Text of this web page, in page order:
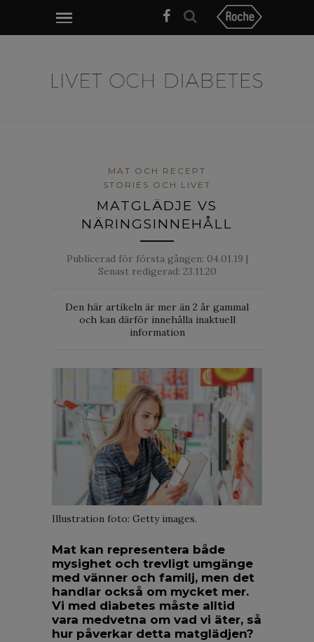
MAT OCH RECEPT
STORIES OCH LIVET
MATGLÄDJE VS
NÄRINGSINNEHÅLL
Publicerad för första gången: 04.01.19 |
Senast redigerad: 23.11.20
Den här artikeln är mer än 2 år gammal
och kan därför innehålla inaktuell
information
Illustration foto: Getty images.
Mat kan representera både
mysighet och trevligt umgänge
med vänner och familj, men det
handlar också om mycket mer.
Vi med diabetes måste alltid
vara medvetna om vad vi äter, så
hur påverkar detta matglädjen?